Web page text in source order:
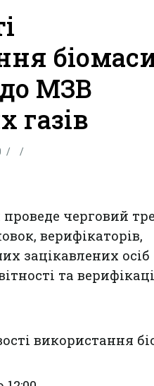
МЗВ
газів
черговий
верифікаторів,
зацікавлених осіб
та
використання